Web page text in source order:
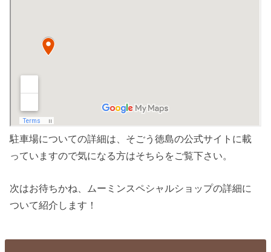
駐車場についての詳細は、そごう徳島の公式サイトに載
っていますので気になる方はそちらをご覧下さい。
次はお待ちかね、ムーミンスペシャルショップの詳細に
ついて紹介します！